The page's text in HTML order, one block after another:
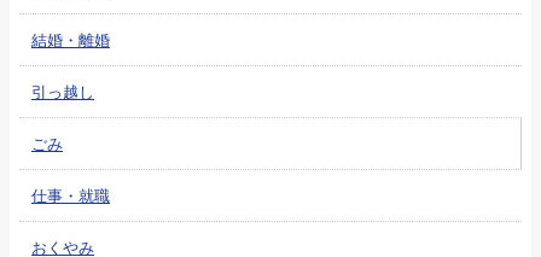
結婚・離婚
引っ越し
ごみ
仕事・就職
おくやみ